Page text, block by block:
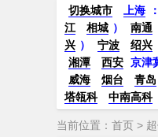
切换城市 上海 ：
江
相城 ） 南通
兴 ） 宁波 绍兴
湘潭
西安 京津
威海
烟台 青岛
塔瓴科
中南高科
当前位置： 首页 >